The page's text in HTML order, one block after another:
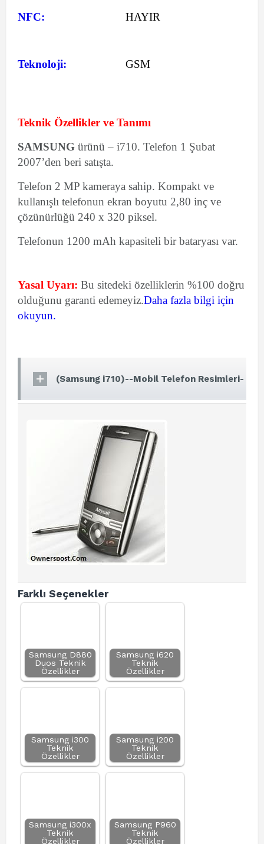
NFC: HAYIR
Teknoloji: GSM
Teknik Özellikler ve Tanımı
SAMSUNG ürünü – i710. Telefon 1 Şubat
2007’den beri satışta.
Telefon 2 MP kameraya sahip. Kompakt ve
kullanışlı telefonun ekran boyutu 2,80 inç ve
çözünürlüğü 240 x 320 piksel.
Telefonun 1200 mAh kapasiteli bir bataryası var.
Yasal Uyarı: Bu sitedeki özelliklerin %100 doğru
olduğunu garanti edemeyiz.Daha fazla bilgi için
okuyun.
(Samsung i710)--Mobil Telefon Resimleri-
Farklı Seçenekler
Samsung D880
Duos Teknik
Özellikler
Samsung i620
Teknik
Özellikler
Samsung i300
Teknik
Özellikler
Samsung i200
Teknik
Özellikler
Samsung i300x
Teknik
Özellikler
Samsung P960
Teknik
Özellikler